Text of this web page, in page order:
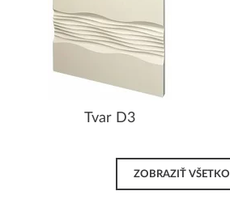
Tvar D3
ZOBRAZIŤ VŠETKO